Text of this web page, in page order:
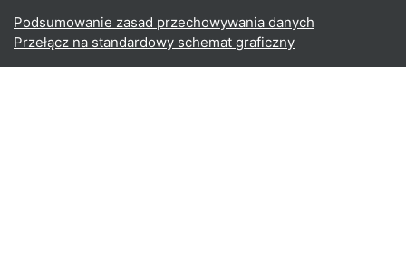
Podsumowanie zasad przechowywania danych
Przełącz na standardowy schemat graficzny